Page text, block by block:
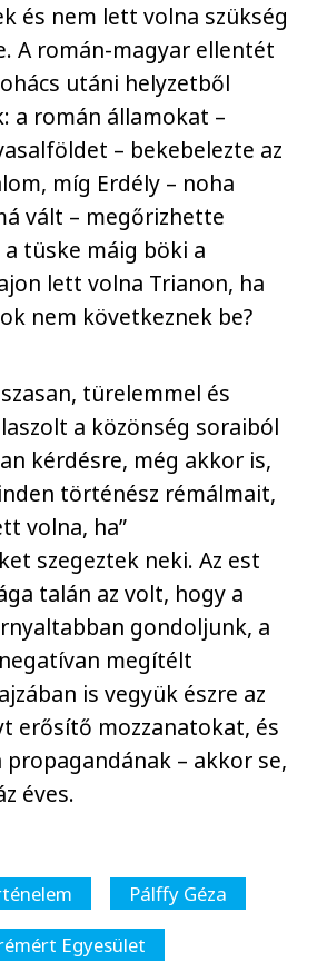
és nem lett volna szükség
A román-magyar ellentét
utáni helyzetből
a román államokat –
– bekebelezte az
míg Erdély – noha
vált – megőrizhette
tüske máig böki a
lett volna Trianon, ha
nem következnek be?
türelemmel és
a közönség soraiból
kérdésre, még akkor is,
történész rémálmait,
volna, ha”
szegeztek neki. Az est
talán az volt, hogy a
gondoljunk, a
megítélt
is vegyük észre az
erősítő mozzanatokat, és
propagandának – akkor se,
éves.
Pálffy Géza
Egyesület